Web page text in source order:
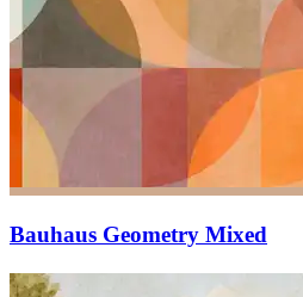
Bauhaus Geometry Mixed